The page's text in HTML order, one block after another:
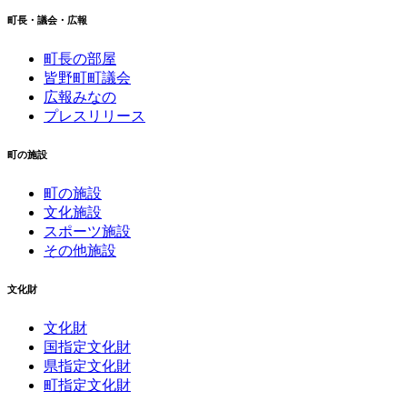
町長・議会・広報
町長の部屋
皆野町町議会
広報みなの
プレスリリース
町の施設
町の施設
文化施設
スポーツ施設
その他施設
文化財
文化財
国指定文化財
県指定文化財
町指定文化財